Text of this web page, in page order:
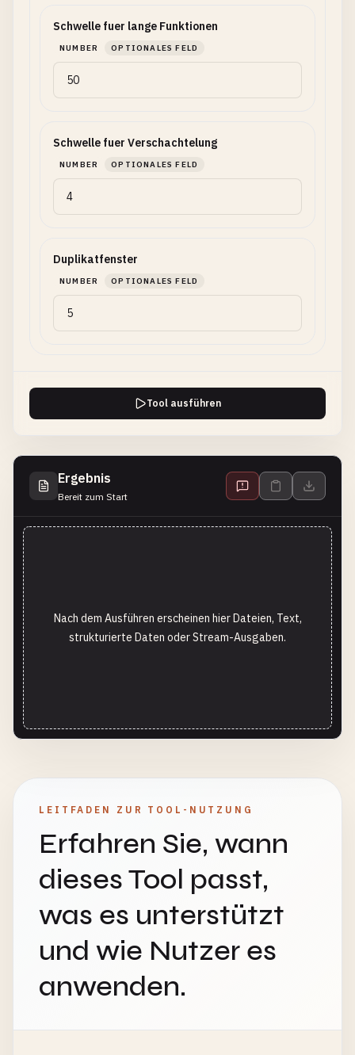
Schwelle fuer lange Funktionen
NUMBER OPTIONALES FELD
Schwelle fuer Verschachtelung
NUMBER OPTIONALES FELD
Duplikatfenster
NUMBER OPTIONALES FELD
Tool ausführen
Ergebnis
Bereit zum Start
Nach dem Ausführen erscheinen hier Dateien, Text,
strukturierte Daten oder Stream-Ausgaben.
LEITFADEN ZUR TOOL-NUTZUNG
Erfahren Sie, wann
dieses Tool passt,
was es unterstützt
und wie Nutzer es
anwenden.